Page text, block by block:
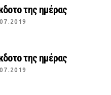
της ημέρας
της ημέρας